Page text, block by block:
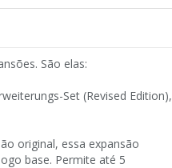
São elas:
Set (Revised Edition),
original, essa expansão
base. Permite até 5